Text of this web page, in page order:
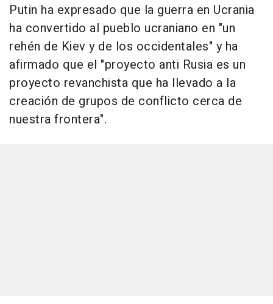
Putin ha expresado que la guerra en Ucrania
ha convertido al pueblo ucraniano en "un
rehén de Kiev y de los occidentales" y ha
afirmado que el "proyecto anti Rusia es un
proyecto revanchista que ha llevado a la
creación de grupos de conflicto cerca de
nuestra frontera".